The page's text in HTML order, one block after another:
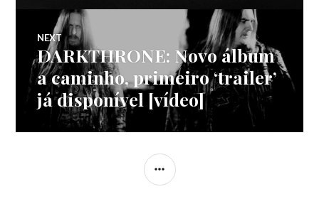
NEXT
Next
post:
DARKTHRONE: Novo álbum
a caminho, primeiro ‘trailer’
já disponível [vídeo]
SIDEBAR